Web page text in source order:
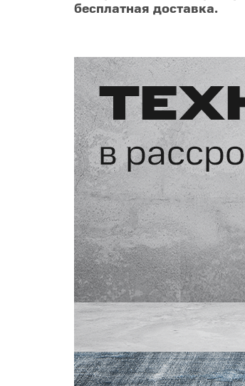
Cертификаты
Купить SIM
Популярное
Вакансии
бесплатная доставка.